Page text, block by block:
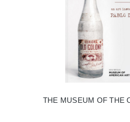
THE MUSEUM OF THE